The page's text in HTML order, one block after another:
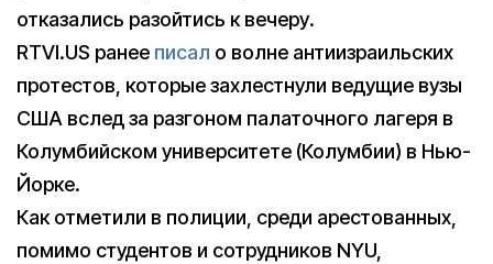
отказались разойтись к вечеру.
RTVI.US ранее писал о волне антиизраильских
протестов, которые захлестнули ведущие вузы
США вслед за разгоном палаточного лагеря в
Колумбийском университете (Колумбии) в Нью-
Йорке.
Как отметили в полиции, среди арестованных,
помимо студентов и сотрудников NYU,